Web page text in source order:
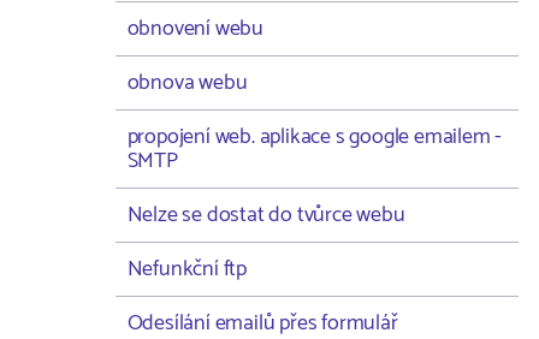
obnovení webu
obnova webu
propojení web. aplikace s google emailem -
SMTP
Nelze se dostat do tvůrce webu
Nefunkční ftp
Odesílání emailů přes formulář